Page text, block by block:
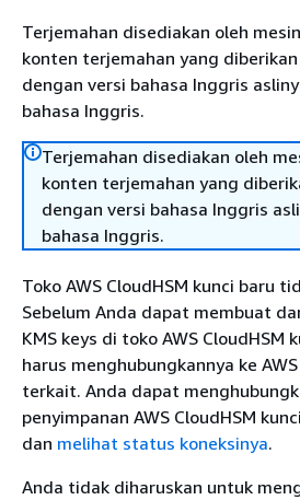
Terjemahan disediakan oleh
konten terjemahan yang
dengan versi bahasa Inggris
bahasa Inggris.
Terjemahan disediakan oleh
konten terjemahan yang
dengan versi bahasa Inggris
bahasa Inggris.
Toko AWS CloudHSM kunci baru
Sebelum Anda dapat membuat
KMS keys di toko AWS CloudHSM
harus menghubungkannya ke
terkait. Anda dapat
penyimpanan AWS CloudHSM
dan melihat status koneksinya.
Anda tidak diharuskan untuk